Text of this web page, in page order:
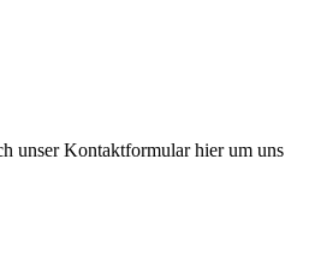
unser Kontaktformular hier um uns